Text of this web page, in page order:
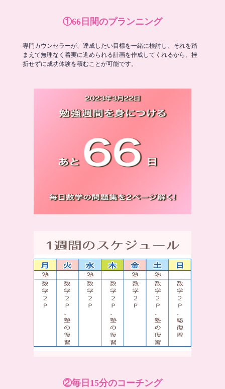
①66日間のプランニング
専門カウンセラーが、達成したい目標を一緒に検討し、それを踏
まえて無理なく着実に進められる計画を作成してくれるから、挫
折せずに成功体験を積むことが可能です。
②毎日15分のコーチング